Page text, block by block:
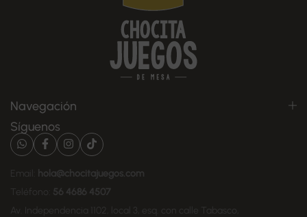
Navegación
Síguenos
Email:
hola@chocitajuegos.com
Teléfono: 56 4686 4507
Av. Independencia 1102, local 3, esq. con calle Tabasco,